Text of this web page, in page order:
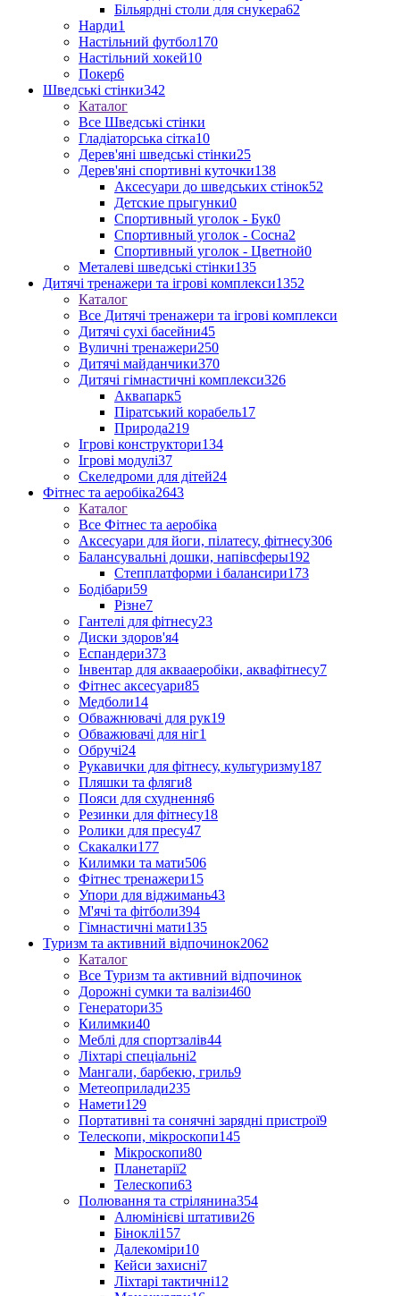
Більярдні столи для снукера62
Нарди1
Настільний футбол170
Настільний хокей10
Покер6
Шведські стінки342
Каталог
Все Шведські стінки
Гладіаторська сітка10
Дерев'яні шведські стінки25
Дерев'яні спортивні куточки138
Аксесуари до шведських стінок52
Детские прыгунки0
Спортивный уголок - Бук0
Спортивный уголок - Сосна2
Спортивный уголок - Цветной0
Металеві шведські стінки135
Дитячі тренажери та ігрові комплекси1352
Каталог
Все Дитячі тренажери та ігрові комплекси
Дитячі сухі басейни45
Вуличні тренажери250
Дитячі майданчики370
Дитячі гімнастичні комплекси326
Аквапарк5
Піратський корабель17
Природа219
Ігрові конструктори134
Ігрові модулі37
Скеледроми для дітей24
Фітнес та аеробіка2643
Каталог
Все Фітнес та аеробіка
Аксесуари для йоги, пілатесу, фітнесу306
Балансувальні дошки, напівсферы192
Степплатформи і балансири173
Бодібари59
Різне7
Гантелі для фітнесу23
Диски здоров'я4
Еспандери373
Інвентар для аквааеробіки, аквафітнесу7
Фітнес аксесуари85
Медболи14
Обважнювачі для рук19
Обважювачі для ніг1
Обручі24
Рукавички для фітнесу, культуризму187
Пляшки та фляги8
Пояси для схуднення6
Резинки для фітнесу18
Ролики для пресу47
Скакалки177
Килимки та мати506
Фітнес тренажери15
Упори для віджимань43
М'ячі та фітболи394
Гімнастичні мати135
Туризм та активний відпочинок2062
Каталог
Все Туризм та активний відпочинок
Дорожні сумки та валізи460
Генератори35
Килимки40
Меблі для спортзалів44
Ліхтарі спеціальні2
Мангали, барбекю, гриль9
Метеоприлади235
Намети129
Портативні та сонячні зарядні пристрої9
Телескопи, мікроскопи145
Мікроскопи80
Планетарії2
Телескопи63
Полювання та стрілянина354
Алюмінієві штативи26
Біноклі157
Далекоміри10
Кейси захисні7
Ліхтарі тактичні12